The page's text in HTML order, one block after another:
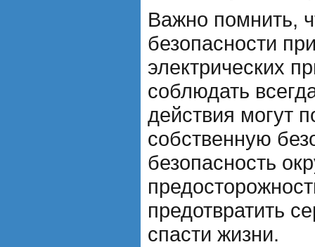
Важно помнить,
безопасности
электрических
соблюдать
действия могут
собственную
безопасность
предотвратить
спасти жизни.